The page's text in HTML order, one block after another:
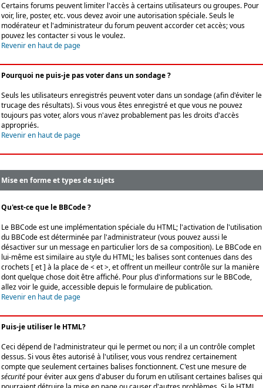
Certains forums peuvent limiter l'accès à certains utilisateurs ou groupes. Pour
voir, lire, poster, etc. vous devez avoir une autorisation spéciale. Seuls le
modérateur et l'administrateur du forum peuvent accorder cet accès; vous
pouvez les contacter si vous le voulez.
Revenir en haut de page
Pourquoi ne puis-je pas voter dans un sondage ?
Seuls les utilisateurs enregistrés peuvent voter dans un sondage (afin d'éviter le
trucage des résultats). Si vous vous êtes enregistré et que vous ne pouvez
toujours pas voter, alors vous n'avez probablement pas les droits d'accès
appropriés.
Revenir en haut de page
Mise en forme et types de sujets
Qu'est-ce que le BBCode ?
Le BBCode est une implémentation spéciale du HTML; l'activation de l'utilisation
du BBCode est déterminée par l'administrateur (vous pouvez aussi le
désactiver sur un message en particulier lors de sa composition). Le BBCode en
lui-même est similaire au style du HTML; les balises sont contenues dans des
crochets [ et ] à la place de < et >, et offrent un meilleur contrôle sur la manière
dont quelque chose doit être affiché. Pour plus d'informations sur le BBCode,
allez voir le guide, accessible depuis le formulaire de publication.
Revenir en haut de page
Puis-je utiliser le HTML?
Ceci dépend de l'administrateur qui le permet ou non; il a un contrôle complet
dessus. Si vous êtes autorisé à l'utiliser, vous vous rendrez certainement
compte que seulement certaines balises fonctionnent. C'est une mesure de
sécurité pour éviter aux gens d'abuser du forum en utilisant certaines balises qui